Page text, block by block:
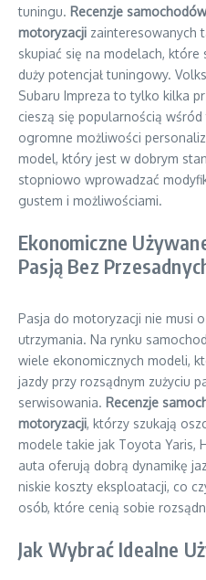
tuningu. Recenzje
motoryzacji zainteresowanych
skupiać się na modelach, które
duży potencjał tuningowy.
Subaru Impreza to tylko kilka
cieszą się popularnością
ogromne możliwości
model, który jest w dobrym
stopniowo wprowadzać
gustem i możliwościami.
Ekonomiczne
Pasją Bez
Pasja do motoryzacji nie musi
utrzymania. Na rynku
wiele ekonomicznych modeli,
jazdy przy rozsądnym zużyciu
serwisowania. Recenzje
motoryzacji, którzy szukają
modele takie jak Toyota Yaris,
auta oferują dobrą dynamikę
niskie koszty eksploatacji, co
osób, które cenią sobie
Jak Wybrać Idealne